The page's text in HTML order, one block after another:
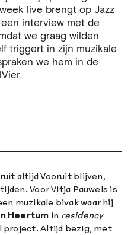
live brengt op Jazz
interview met de
we graag wilden
triggert in zijn muzikale
we hem in de
altijd Vooruit blijven,
Voor Vitja Pauwels is
muzikale bivak waar hij
Heertum in residency
project. Altijd bezig, met